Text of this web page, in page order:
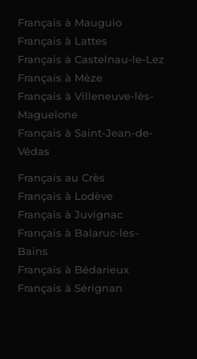
Français à Mauguio
Français à Lattes
Français à Castelnau-le-Lez
Français à Mèze
Français à Villeneuve-lès-
Maguelone
Français à Saint-Jean-de-
Védas
Français au Crès
Français à Lodève
Français à Juvignac
Français à Balaruc-les-
Bains
Français à Bédarieux
Français à Sérignan